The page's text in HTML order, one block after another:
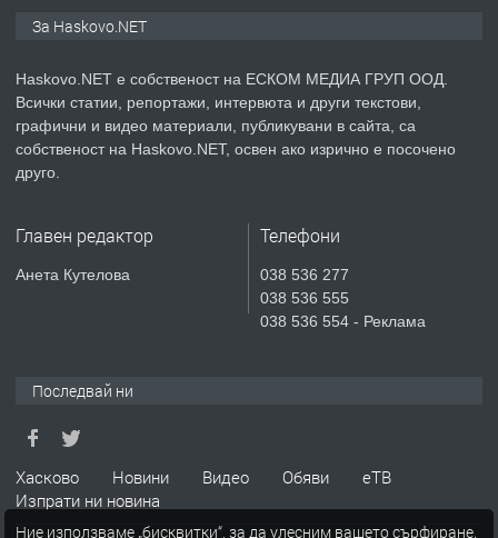
преди 4 дни
ПРЕДЛАГА
Продавам парцел в гр. Хасково кв.
СГЛОБЯВАНЕ НА МЕБЕЛИ.
апартамент под наем в кв.
Училищни, гр. Хасково.
За Haskovo.NET
Haskovo.NET е собственост на ЕСКОМ МЕДИА ГРУП ООД.
Всички статии, репортажи, интервюта и други текстови,
графични и видео материали, публикувани в сайта, са
собственост на Haskovo.NET, освен ако изрично е посочено
друго.
Главен редактор
Анета Кутелова
Телефони
038 536 277
038 536 555
038 536 554 - Реклама
Последвай ни
Хасково Новини Видео Обяви
еТВ
Изпрати ни новина
Ние използваме „бисквитки“, за да улесним вашето сърфиране.